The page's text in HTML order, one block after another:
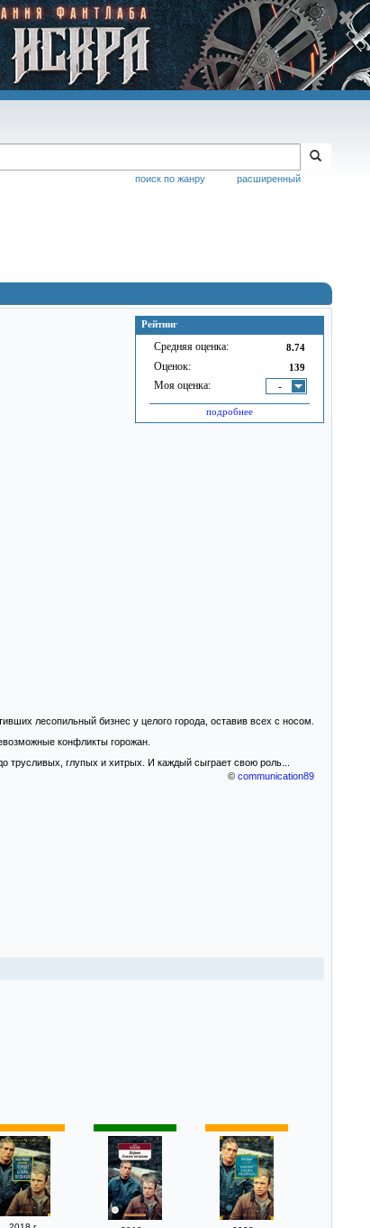
расширенный
поиск по жанру
Рейтинг
Средняя оценка: 8.74
Оценок: 139
Моя оценка: -
подробнее
лесопильный бизнес у целого города, оставив всех с носом.
конфликты горожан.
глупых и хитрых. И каждый сыграет свою роль...
© communication89